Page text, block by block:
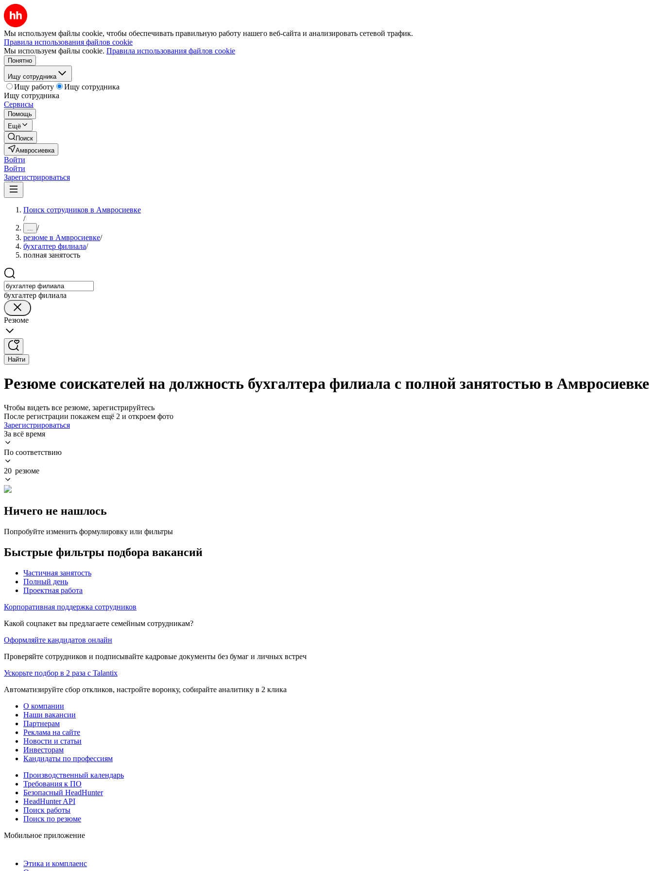
Мы используем файлы cookie, чтобы обеспечивать правильную работу нашего веб-сайта и анализировать сетевой трафик.
Правила использования файлов cookie
Мы используем файлы cookie. Правила использования файлов cookie
Понятно
Ищу сотрудника
Ищу работу
Ищу сотрудника
Ищу сотрудника
Сервисы
Помощь
Ещё
Поиск
Амвросиевка
Войти
Войти
Зарегистрироваться
Поиск сотрудников в Амвросиевке
/
... /
резюме в Амвросиевке/
бухгалтер филиала/
полная занятость
бухгалтер филиала
Резюме
Найти
Резюме соискателей на должность бухгалтера филиала с полной занятостью в Амвросиевке
Чтобы видеть все резюме, зарегистрируйтесь
После регистрации покажем ещё 2 и откроем фото
Зарегистрироваться
За всё время
По соответствию
20 резюме
Ничего не нашлось
Попробуйте изменить формулировку или фильтры
Быстрые фильтры подбора вакансий
Частичная занятость
Полный день
Проектная работа
Корпоративная поддержка сотрудников
Какой соцпакет вы предлагаете семейным сотрудникам?
Оформляйте кандидатов онлайн
Проверяйте сотрудников и подписывайте кадровые документы без бумаг и личных встреч
Ускорьте подбор в 2 раза с Talantix
Автоматизируйте сбор откликов, настройте воронку, собирайте аналитику в 2 клика
О компании
Наши вакансии
Партнерам
Реклама на сайте
Новости и статьи
Инвесторам
Кандидаты по профессиям
Производственный календарь
Требования к ПО
Безопасный HeadHunter
HeadHunter API
Поиск работы
Поиск по резюме
Мобильное приложение
Этика и комплаенс